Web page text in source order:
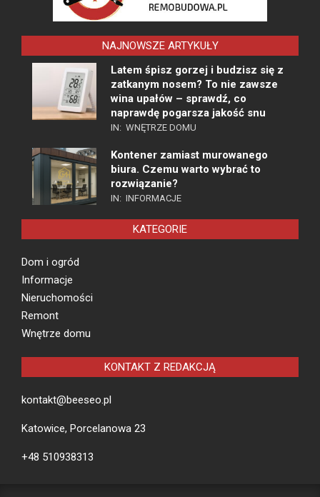
NAJNOWSZE ARTYKUŁY
Latem śpisz gorzej i budzisz się z
zatkanym nosem? To nie zawsze
wina upałów – sprawdź, co
naprawdę pogarsza jakość snu
IN: WNĘTRZE DOMU
Kontener zamiast murowanego
biura. Czemu warto wybrać to
rozwiązanie?
IN: INFORMACJE
KATEGORIE
Dom i ogród
Informacje
Nieruchomości
Remont
Wnętrze domu
KONTAKT Z REDAKCJĄ
kontakt@beeseo.pl
Katowice, Porcelanowa 23
+48 510938313